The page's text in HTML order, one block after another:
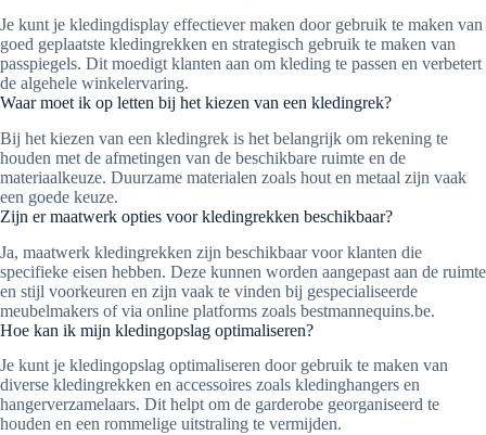
Je kunt je kledingdisplay effectiever maken door gebruik te maken van
goed geplaatste kledingrekken en strategisch gebruik te maken van
passpiegels. Dit moedigt klanten aan om kleding te passen en verbetert
de algehele winkelervaring.
Waar moet ik op letten bij het kiezen van een kledingrek?
Bij het kiezen van een kledingrek is het belangrijk om rekening te
houden met de afmetingen van de beschikbare ruimte en de
materiaalkeuze. Duurzame materialen zoals hout en metaal zijn vaak
een goede keuze.
Zijn er maatwerk opties voor kledingrekken beschikbaar?
Ja, maatwerk kledingrekken zijn beschikbaar voor klanten die
specifieke eisen hebben. Deze kunnen worden aangepast aan de ruimte
en stijl voorkeuren en zijn vaak te vinden bij gespecialiseerde
meubelmakers of via online platforms zoals bestmannequins.be.
Hoe kan ik mijn kledingopslag optimaliseren?
Je kunt je kledingopslag optimaliseren door gebruik te maken van
diverse kledingrekken en accessoires zoals kledinghangers en
hangerverzamelaars. Dit helpt om de garderobe georganiseerd te
houden en een rommelige uitstraling te vermijden.